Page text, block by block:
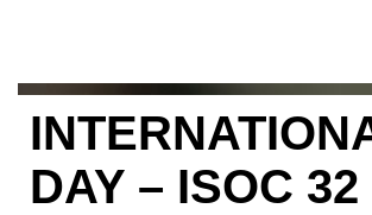
DAY – ISOC 32